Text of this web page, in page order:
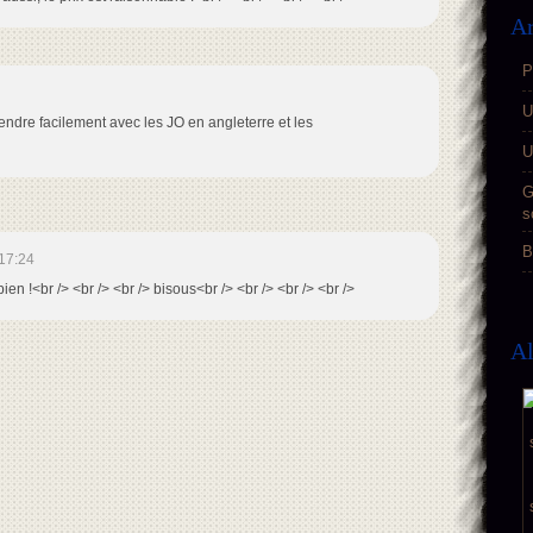
facilement avec les JO en angleterre et les
!<br /> <br /> <br /> bisous<br /> <br /> <br /> <br />